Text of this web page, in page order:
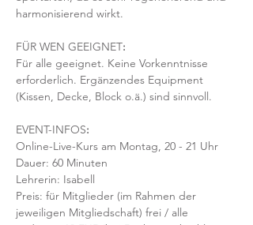
harmonisierend wirkt.
FÜR WEN GEEIGNET:
Für alle geeignet. Keine Vorkenntnisse
erforderlich. Ergänzendes Equipment
(Kissen, Decke, Block o.ä.) sind sinnvoll.
EVENT-INFOS:
Online-Live-Kurs am Montag, 20 - 21 Uhr
Dauer: 60 Minuten
Lehrerin: Isabell
Preis: für Mitglieder (im Rahmen der
jeweiligen Mitgliedschaft) frei / alle